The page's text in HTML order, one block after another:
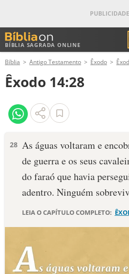
BÍBLIA SAGRADA ONLINE
ANTIGO TESTAMENTO
NOVO TESTAMENTO
VERSÍCULOS
PALAVRA DO DIA
SALMO DO DIA
DEVOCIONAL DIÁRIO
ESTUDOS BÍBLICOS
Bíblia Antigo Testamento Êxodo
Êxodo 14:28
28 As águas volta­ram e
de guerra e os seus
do faraó que havia
adentro. Nin­guém
LEIA O CAPÍTULO COMPLETO: